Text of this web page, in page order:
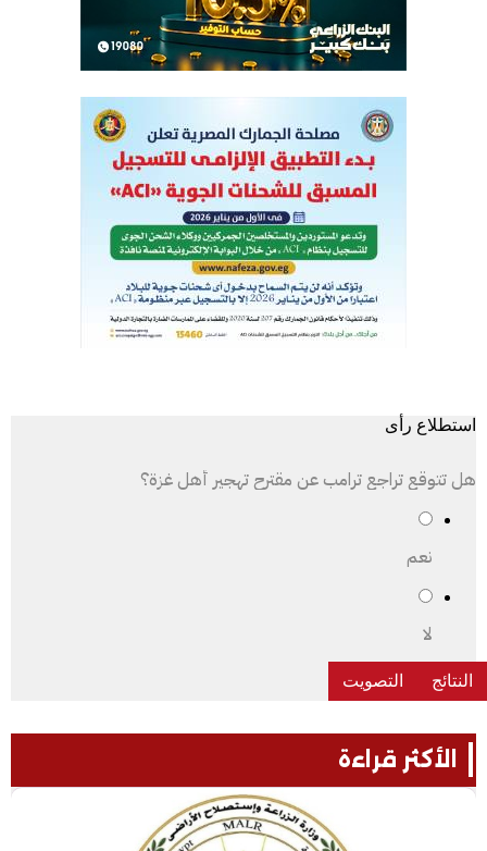
استطلاع رأى
هل تتوقع تراجع ترامب عن مقترح تهجير أهل غزة؟
نعم
لا
الأكثر قراءة